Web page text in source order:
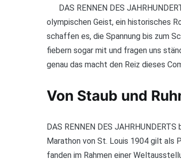
DAS RENNEN DES
olympischen Geist, ein historisches
schaffen es, die Spannung bis zum
fiebern sogar mit und fragen uns
genau das macht den Reiz dieses
Von Staub und
DAS RENNEN DES
Marathon von St. Louis 1904 gilt als
fanden im Rahmen einer